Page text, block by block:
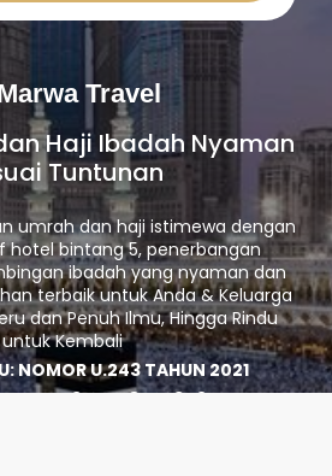
Travel
Haji Ibadah Nyaman
Tuntunan
umrah dan haji istimewa dengan
hotel bintang 5, penerbangan
ibadah yang nyaman dan
terbaik untuk Anda & Keluarga
dan Penuh Ilmu, Hingga Rindu
untuk Kembali
NOMOR U.243 TAHUN 2021
PIHK: 9120018022349